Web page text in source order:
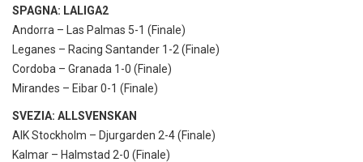
SPAGNA: LALIGA2
Andorra – Las Palmas 5-1 (Finale)
Leganes – Racing Santander 1-2 (Finale)
Cordoba – Granada 1-0 (Finale)
Mirandes – Eibar 0-1 (Finale)
SVEZIA: ALLSVENSKAN
AIK Stockholm – Djurgarden 2-4 (Finale)
Kalmar – Halmstad 2-0 (Finale)